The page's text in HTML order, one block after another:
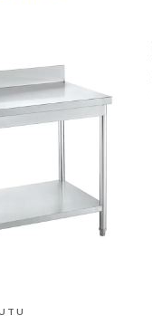
Produk